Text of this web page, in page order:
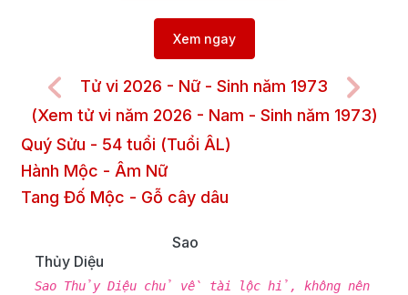
Xem ngay
Tử vi 2026 - Nữ - Sinh năm 1973
(Xem tử vi năm 2026 - Nam - Sinh năm 1973)
Quý Sửu - 54 tuổi (Tuổi ÂL)
Hành Mộc - Âm Nữ
Tang Đố Mộc - Gỗ cây dâu
Sao
Thủy Diệu
Sao Thủy Diệu chủ về tài lộc hỉ, không nên